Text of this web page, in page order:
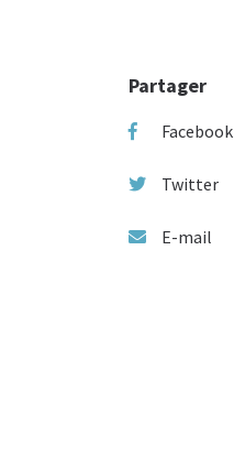
Partager
Facebook
Twitter
E-mail